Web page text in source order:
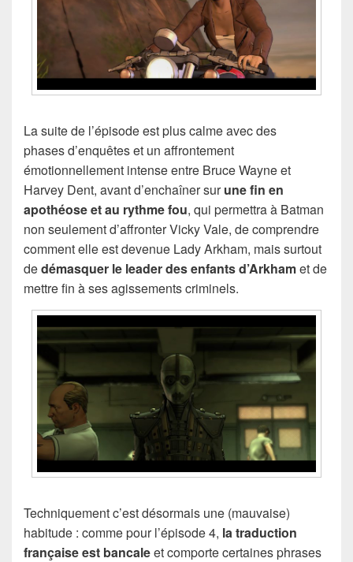
La suite de l’épisode est plus calme avec des
phases d’enquêtes et un affrontement
émotionnellement intense entre Bruce Wayne et
Harvey Dent, avant d’enchaîner surune fin en
apothéose et au rythme fou, qui permettra à Batman
non seulement d’affronter Vicky Vale, de comprendre
comment elle est devenue Lady Arkham, mais surtout
dedémasquer le leader des enfants d’Arkhamet de
mettre fin à ses agissements criminels.
Techniquement c’est désormais une (mauvaise)
habitude : comme pour l’épisode 4, la traduction
française est bancaleet comporte certaines phrases